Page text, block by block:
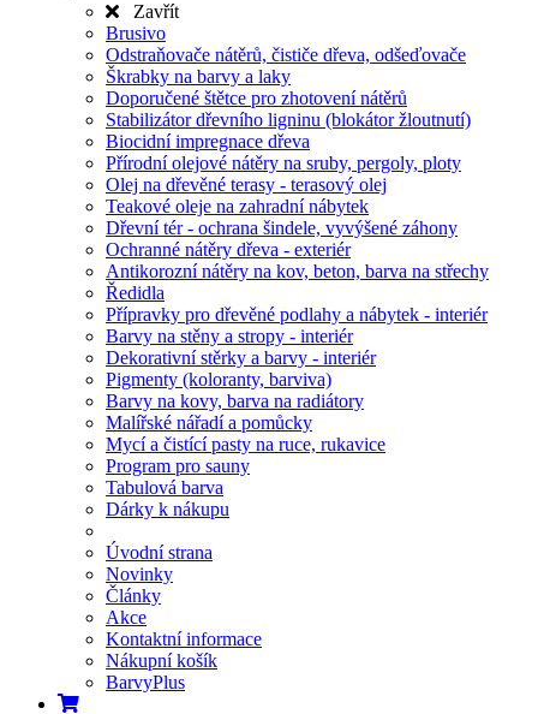
Zavřít
Brusivo
Odstraňovače nátěrů, čističe dřeva, odšeďovače
Škrabky na barvy a laky
Doporučené štětce pro zhotovení nátěrů
Stabilizátor dřevního ligninu (blokátor žloutnutí)
Biocidní impregnace dřeva
Přírodní olejové nátěry na sruby, pergoly, ploty
Olej na dřevěné terasy - terasový olej
Teakové oleje na zahradní nábytek
Dřevní tér - ochrana šindele, vyvýšené záhony
Ochranné nátěry dřeva - exteriér
Antikorozní nátěry na kov, beton, barva na střechy
Ředidla
Přípravky pro dřevěné podlahy a nábytek - interiér
Barvy na stěny a stropy - interiér
Dekorativní stěrky a barvy - interiér
Pigmenty (koloranty, barviva)
Barvy na kovy, barva na radiátory
Malířské nářadí a pomůcky
Mycí a čistící pasty na ruce, rukavice
Program pro sauny
Tabulová barva
Dárky k nákupu
Úvodní strana
Novinky
Články
Akce
Kontaktní informace
Nákupní košík
BarvyPlus